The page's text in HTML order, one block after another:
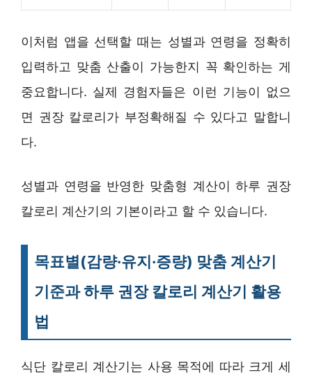
이처럼 앱을 선택할 때는 성별과 연령을 정확히
입력하고 맞춤 산출이 가능한지 꼭 확인하는 게
중요합니다. 실제 경험자들은 이런 기능이 없으
면 권장 칼로리가 부정확해질 수 있다고 말합니
다.
성별과 연령을 반영한 맞춤형 계산이 하루 권장
칼로리 계산기의 기본이라고 할 수 있습니다.
목표별(감량·유지·증량) 맞춤 계산기
기준과 하루 권장 칼로리 계산기 활용
법
식단 칼로리 계산기는 사용 목적에 따라 크게 세